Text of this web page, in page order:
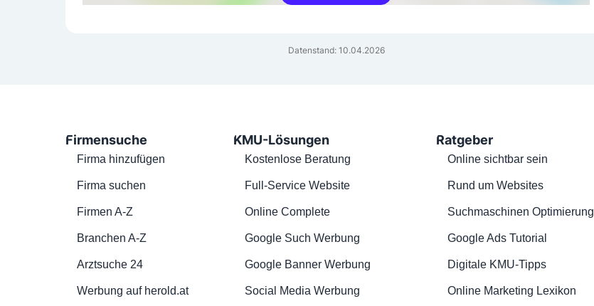
Datenstand: 10.04.2026
Firmensuche
Firma hinzufügen
Firma suchen
Firmen A-Z
Branchen A-Z
Arztsuche 24
Werbung auf herold.at
KMU-Lösungen
Kostenlose Beratung
Full-Service Website
Online Complete
Google Such Werbung
Google Banner Werbung
Social Media Werbung
Ratgeber
Online sichtbar sein
Rund um Websites
Suchmaschinen Optimierung
Google Ads Tutorial
Digitale KMU-Tipps
Online Marketing Lexikon